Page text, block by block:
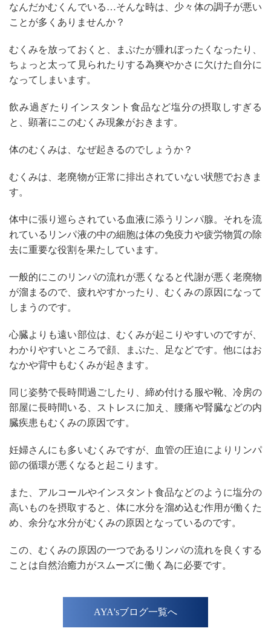
なんだかむくんでいる…そんな時は、少々体の調子が悪い
ことが多くありませんか？
むくみを放っておくと、まぶたが腫れぼったくなったり、
ちょっと太って見られたりする為爽やかさに欠けた自分に
なってしまいます。
飲み過ぎたりインスタント食品など塩分の摂取しすぎる
と、顕著にこのむくみ現象がおきます。
体のむくみは、なぜ起きるのでしょうか？
むくみは、老廃物が正常に排出されていない状態でおきま
す。
体中に張り巡らされている血液に添うリンパ腺。それを流
れているリンパ液の中の細胞は体の免疫力や疲労物質の除
去に重要な役割を果たしています。
一般的にこのリンパの流れが悪くなると代謝が悪く老廃物
が溜まるので、疲れやすかったり、むくみの原因になって
しまうのです。
心臓よりも遠い部位は、むくみが起こりやすいのですが、
わかりやすいところで顔、まぶた、足などです。他にはお
なかや背中もむくみが起きます。
同じ姿勢で長時間過ごしたり、締め付ける服や靴、冷房の
部屋に長時間いる、ストレスに加え、腰痛や腎臓などの内
臓疾患もむくみの原因です。
妊婦さんにも多いむくみですが、血管の圧迫によりリンパ
節の循環が悪くなると起こります。
また、アルコールやインスタント食品などのように塩分の
高いものを摂取すると、体に水分を溜め込む作用が働くた
め、余分な水分がむくみの原因となっているのです。
この、むくみの原因の一つであるリンパの流れを良くする
ことは自然治癒力がスムーズに働く為に必要です。
AYA'sブログ一覧へ